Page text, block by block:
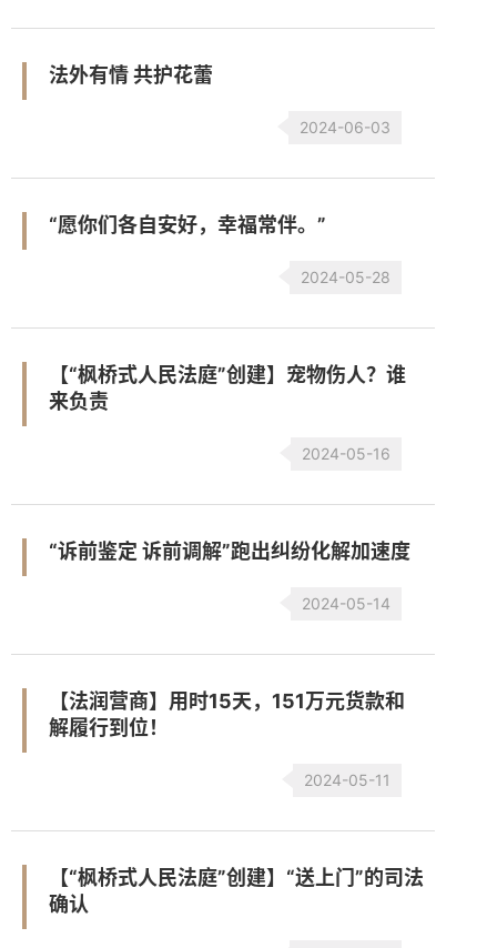
法外有情 共护花蕾
2024-06-03
“愿你们各自安好，幸福常伴。”
2024-05-28
【“枫桥式人民法庭”创建】宠物伤人？谁
来负责
2024-05-16
“诉前鉴定 诉前调解”跑出纠纷化解加速度
2024-05-14
【法润营商】用时15天，151万元货款和
解履行到位！
2024-05-11
【“枫桥式人民法庭”创建】“送上门”的司法
确认